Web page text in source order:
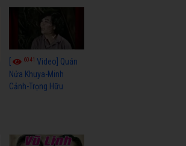
6041Video] Quán
Nửa Khuya-Minh
Cảnh-Trọng Hữu